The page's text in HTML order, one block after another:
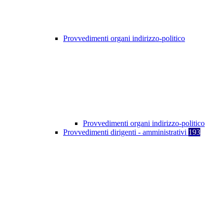
Provvedimenti organi indirizzo-politico
Provvedimenti organi indirizzo-politico
Provvedimenti dirigenti - amministrativi 193